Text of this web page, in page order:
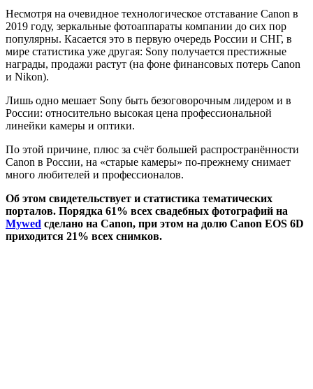
Несмотря на очевидное технологическое отставание Canon в
2019 году, зеркальные фотоаппараты компании до сих пор
популярны. Касается это в первую очередь России и СНГ, в
мире статистика уже другая: Sony получается престижные
награды, продажи растут (на фоне финансовых потерь Canon
и Nikon).
Лишь одно мешает Sony быть безоговорочным лидером и в
России: относительно высокая цена профессиональной
линейки камеры и оптики.
По этой причине, плюс за счёт большей распространённости
Canon в России, на «старые камеры» по-прежнему снимает
много любителей и профессионалов.
Об этом свидетельствует и статистика тематических
порталов. Порядка 61% всех свадебных фотографий на
Mywed сделано на Canon, при этом на долю Canon EOS 6D
приходится 21% всех снимков.